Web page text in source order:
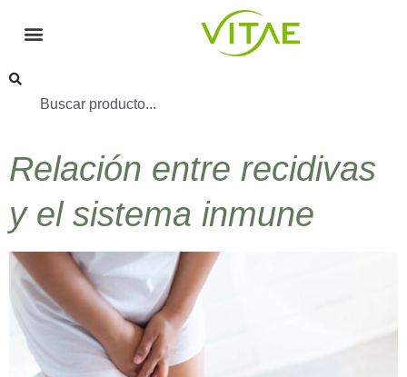
Relación entre recidivas
y el sistema inmune